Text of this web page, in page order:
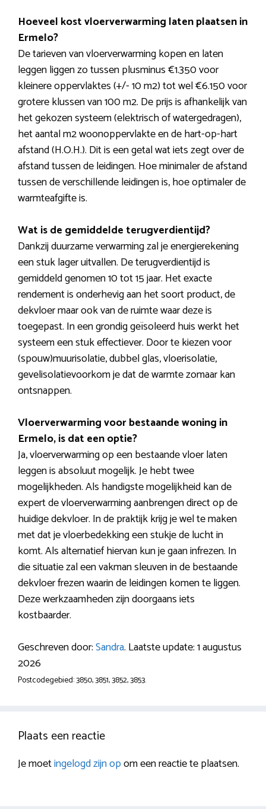
Hoeveel kost vloerverwarming laten plaatsen in
Ermelo?
De tarieven van vloerverwarming kopen en laten
leggen liggen zo tussen plusminus €1.350 voor
kleinere oppervlaktes (+/- 10 m2) tot wel €6.150 voor
grotere klussen van 100 m2. De prijs is afhankelijk van
het gekozen systeem (elektrisch of watergedragen),
het aantal m2 woonoppervlakte en de hart-op-hart
afstand (H.O.H.). Dit is een getal wat iets zegt over de
afstand tussen de leidingen. Hoe minimaler de afstand
tussen de verschillende leidingen is, hoe optimaler de
warmteafgifte is.
Wat is de gemiddelde terugverdientijd?
Dankzij duurzame verwarming zal je energierekening
een stuk lager uitvallen. De terugverdientijd is
gemiddeld genomen 10 tot 15 jaar. Het exacte
rendement is onderhevig aan het soort product, de
dekvloer maar ook van de ruimte waar deze is
toegepast. In een grondig geïsoleerd huis werkt het
systeem een stuk effectiever. Door te kiezen voor
(spouw)muurisolatie, dubbel glas, vloerisolatie,
gevelisolatievoorkom je dat de warmte zomaar kan
ontsnappen.
Vloerverwarming voor bestaande woning in
Ermelo, is dat een optie?
Ja, vloerverwarming op een bestaande vloer laten
leggen is absoluut mogelijk. Je hebt twee
mogelijkheden. Als handigste mogelijkheid kan de
expert de vloerverwarming aanbrengen direct op de
huidige dekvloer. In de praktijk krijg je wel te maken
met dat je vloerbedekking een stukje de lucht in
komt. Als alternatief hiervan kun je gaan infrezen. In
die situatie zal een vakman sleuven in de bestaande
dekvloer frezen waarin de leidingen komen te liggen.
Deze werkzaamheden zijn doorgaans iets
kostbaarder.
Geschreven door:Sandra. Laatste update: 1 augustus
2026
Postcodegebied: 3850, 3851, 3852, 3853.
Plaats een reactie
Je moetingelogd zijn opom een reactie te plaatsen.